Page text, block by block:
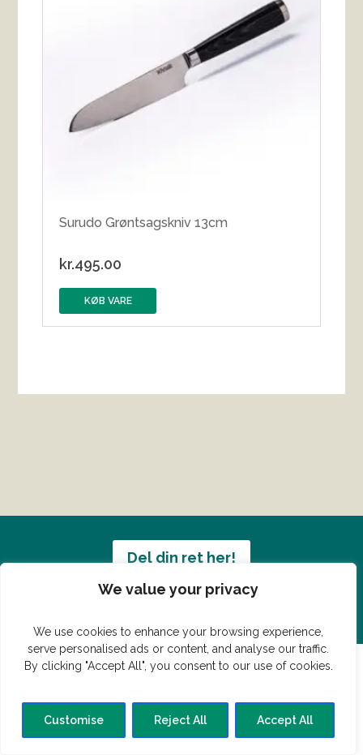
We value your privacy
We use cookies to enhance your browsing experience,
serve personalised ads or content, and analyse our traffic.
By clicking "Accept All", you consent to our use of cookies.
Customise Reject All Accept All
Surudo Grøntsagskniv 13cm
kr.495.00
KØB VARE
Del din ret her!
Har du en konge ret du vil dele?
Forside Gastroshop Madjokes Mad tips
Madblog